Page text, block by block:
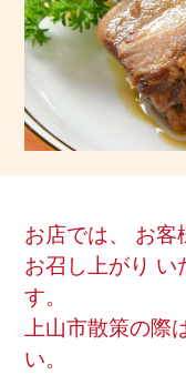
お店では、
お客
お召し上がり い
す。
上山市散策の際
い。